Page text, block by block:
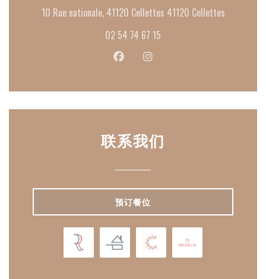
10 Rue nationale, 41120 Cellettes 41120 Cellettes((在新窗
02 54 74 67 15
Facebook ((在新窗口中打开))
Instagram ((在新窗口中打
联系我们
预订餐位